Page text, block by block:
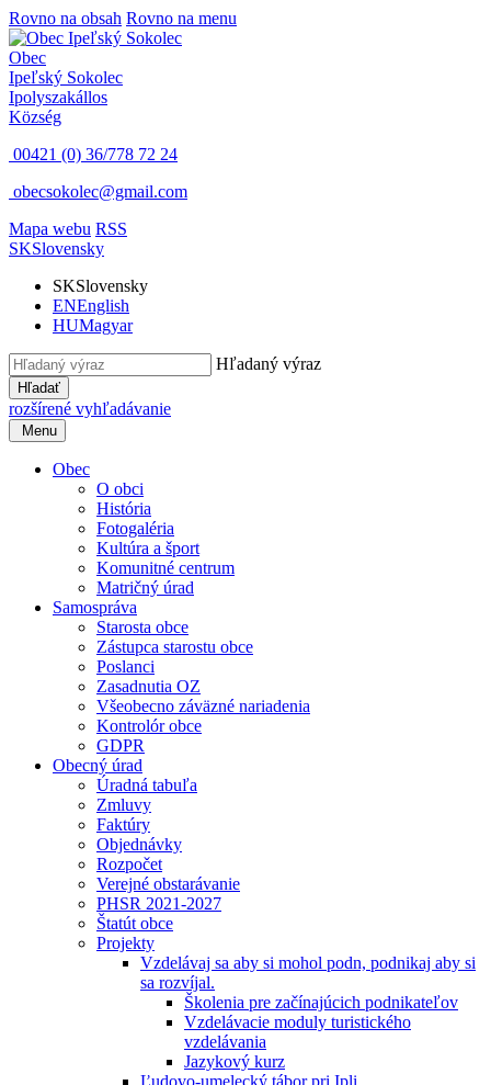
Rovno na obsah Rovno na menu
Obec
Ipeľský Sokolec
Ipolyszakállos
Község
00421 (0) 36/778 72 24
obecsokolec@gmail.com
Mapa webu RSS
SKSlovensky
SKSlovensky
ENEnglish
HUMagyar
Hľadaný výraz
Hľadať
rozšírené vyhľadávanie
Menu
Obec
O obci
História
Fotogaléria
Kultúra a šport
Komunitné centrum
Matričný úrad
Samospráva
Starosta obce
Zástupca starostu obce
Poslanci
Zasadnutia OZ
Všeobecno záväzné nariadenia
Kontrolór obce
GDPR
Obecný úrad
Úradná tabuľa
Zmluvy
Faktúry
Objednávky
Rozpočet
Verejné obstarávanie
PHSR 2021-2027
Štatút obce
Projekty
Vzdelávaj sa aby si mohol podn, podnikaj aby si
sa rozvíjal.
Školenia pre začínajúcich podnikateľov
Vzdelávacie moduly turistického
vzdelávania
Jazykový kurz
Ľudovo-umelecký tábor pri Ipli